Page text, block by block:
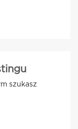
szukasz